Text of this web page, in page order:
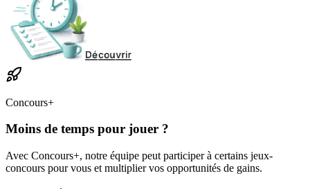
Concours+
Moins de temps pour jouer ?
Avec Concours+, notre équipe peut participer à certains jeux-
concours pour vous et multiplier vos opportunités de gains.